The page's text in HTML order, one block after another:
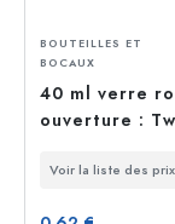
BOUTEILLES ET
BOCAUX
40 ml verre
ouverture :
Voir la liste des prix